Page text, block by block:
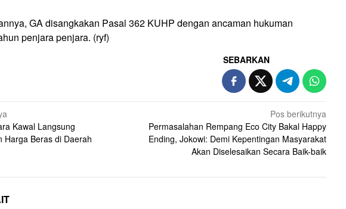
GA disangkakan Pasal 362 KUHP dengan ancaman hukuman
penjara penjara. (ryf)
SEBARKAN
Kawal Langsung
Harga Beras di Daerah
Pos berikutnya
Permasalahan Rempang Eco City Bakal Happy
Ending, Jokowi: Demi Kepentingan Masyarakat
Akan Diselesaikan Secara Baik-baik